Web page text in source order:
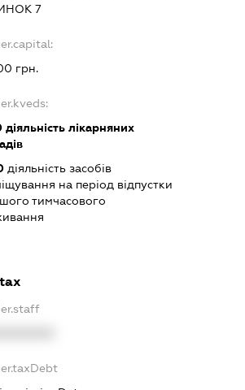
7
грн.
діяльність лікарняних
діяльність засобів
на період відпустки
тимчасового